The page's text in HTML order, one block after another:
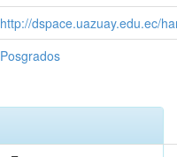
http://dspace.uazuay.edu.ec/
Posgrados